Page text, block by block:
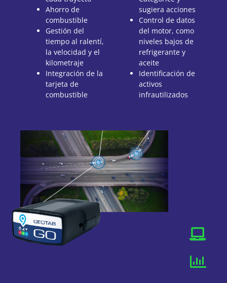
Ahorro de
combustible
Gestión del
tiempo al ralentí,
la velocidad y el
kilometraje
Integración de la
tarjeta de
combustible
sugiera acciones
Control de datos
del motor, como
niveles bajos de
refrigerante y
aceite
Identificación de
activos
infrautilizados